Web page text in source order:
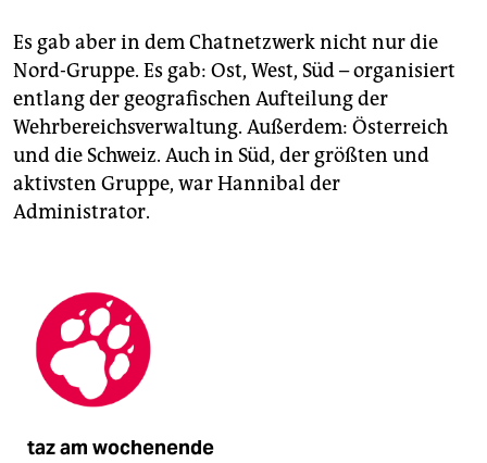
Es gab aber in dem Chatnetzwerk nicht nur die
Nord-Gruppe. Es gab: Ost, West, Süd – organisiert
entlang der geografischen Aufteilung der
Wehrbereichsverwaltung. Außerdem: Österreich
und die Schweiz. Auch in Süd, der größten und
aktivsten Gruppe, war Hannibal der
Administrator.
taz am wochenende